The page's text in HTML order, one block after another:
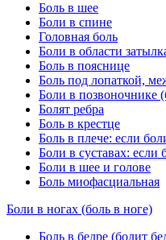
Боль в шее
Боли в спине
Головная боль
Боли в области
Боль в пояснице
Боль под лопаткой,
Боли в позвоночнике
Болят ребра
Боль в крестце
Боль в плече: если
Боли в суставах: если
Боли в шее и голове
Боль миофасциальная
Боли в ногах (боль в ноге)
Боль в бедре (болит